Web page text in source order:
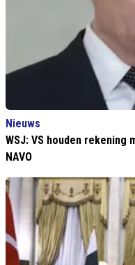
Nieuws
WSJ: VS houden rekening
NAVO